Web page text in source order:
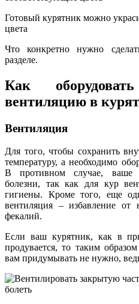
Готовый курятник можно
цвета
Что конкретно нужно
разделе.
Как
вентиляцию в
Вентиляция
Для того, чтобы сохранить
температуру, а необходимо
В противном случае, ваше
болезни, так как для кур
гигиены. Кроме того, еще
вентиляция – избавление от
фекалий.
Если ваш курятник, как в
продувается, то таким
вам придумывать не нужно,